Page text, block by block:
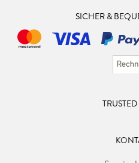
SICHER &